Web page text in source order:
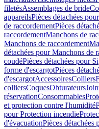
filetésAssemblages de bride
appareilsPièces détachées
de raccordementPièces
raccordementManchons de
Manchons de raccordement
détachées pour Manchons de
coudéPièces détachées pour
forme d'escargotPièces
d'escargotAccessoiresColliers
colliersCoquesObturateurs
réservationConsommables
et protection contre l'humidité
pour Protection incendie
d'évacuationPièces